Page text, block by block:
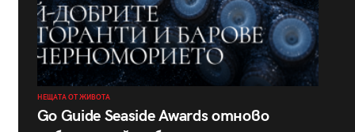
НЕЩАТА ОТ ЖИВОТА
Go Guide Seaside Awards отново